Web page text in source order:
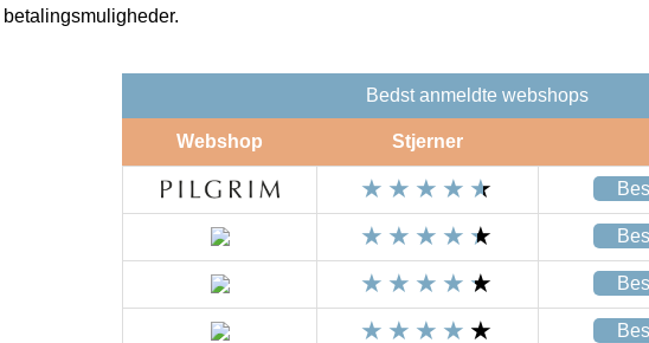
betalingsmuligheder.
Bedst anmeldte webshops
Webshop Stjerner